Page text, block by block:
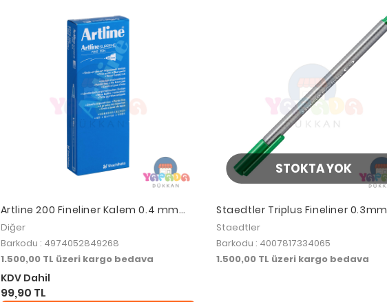
Artline 200 Fineliner Kalem 0.4 mm
Fıstık Yeşili
Diğer
Barkodu : 4974052849268
1.500,00 TL üzeri kargo bedava
KDV Dahil
99,90 TL
STOKTA YOK
Staedtler Triplus Fineliner 0.3mm
Green 334-5
Staedtler
Barkodu : 4007817334065
1.500,00 TL üzeri kargo bedava